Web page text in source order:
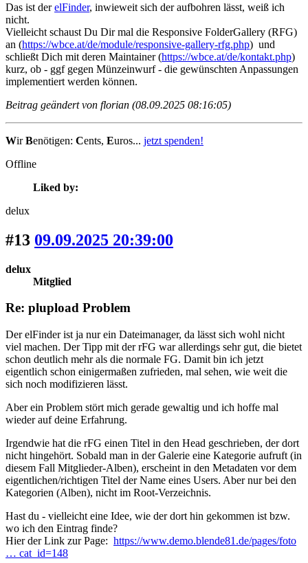
Das ist derelFinder, inwieweit sich der aufbohren lässt, weiß ich
nicht.
Vielleicht schaust Du Dir mal die Responsive FolderGallery (RFG)
an (https://wbce.at/de/module/responsive-gallery-rfg.php) und
schließt Dich mit deren Maintainer (https://wbce.at/de/kontakt.php)
kurz, ob - ggf gegen Münzeinwurf - die gewünschten Anpassungen
implementiert werden können.
Beitrag geändert von florian (08.09.2025 08:16:05)
WirBenötigen: Cents, Euros... jetzt spenden!
Offline
Liked by:
delux
#13 09.09.2025 20:39:00
delux
Mitglied
Re: plupload Problem
Der elFinder ist ja nur ein Dateimanager, da lässt sich wohl nicht
viel machen. Der Tipp mit der rFG war allerdings sehr gut, die bietet
schon deutlich mehr als die normale FG. Damit bin ich jetzt
eigentlich schon einigermaßen zufrieden, mal sehen, wie weit die
sich noch modifizieren lässt.
Aber ein Problem stört mich gerade gewaltig und ich hoffe mal
wieder auf deine Erfahrung.
Irgendwie hat die rFG einen Titel in den Head geschrieben, der dort
nicht hingehört. Sobald man in der Galerie eine Kategorie aufruft (in
diesem Fall Mitglieder-Alben), erscheint in den Metadaten vor dem
eigentlichen/richtigen Titel der Name eines Users. Aber nur bei den
Kategorien (Alben), nicht im Root-Verzeichnis.
Hast du - vielleicht eine Idee, wie der dort hin gekommen ist bzw.
wo ich den Eintrag finde?
Hier der Link zur Page: https://www.demo.blende81.de/pages/foto
… cat_id=148